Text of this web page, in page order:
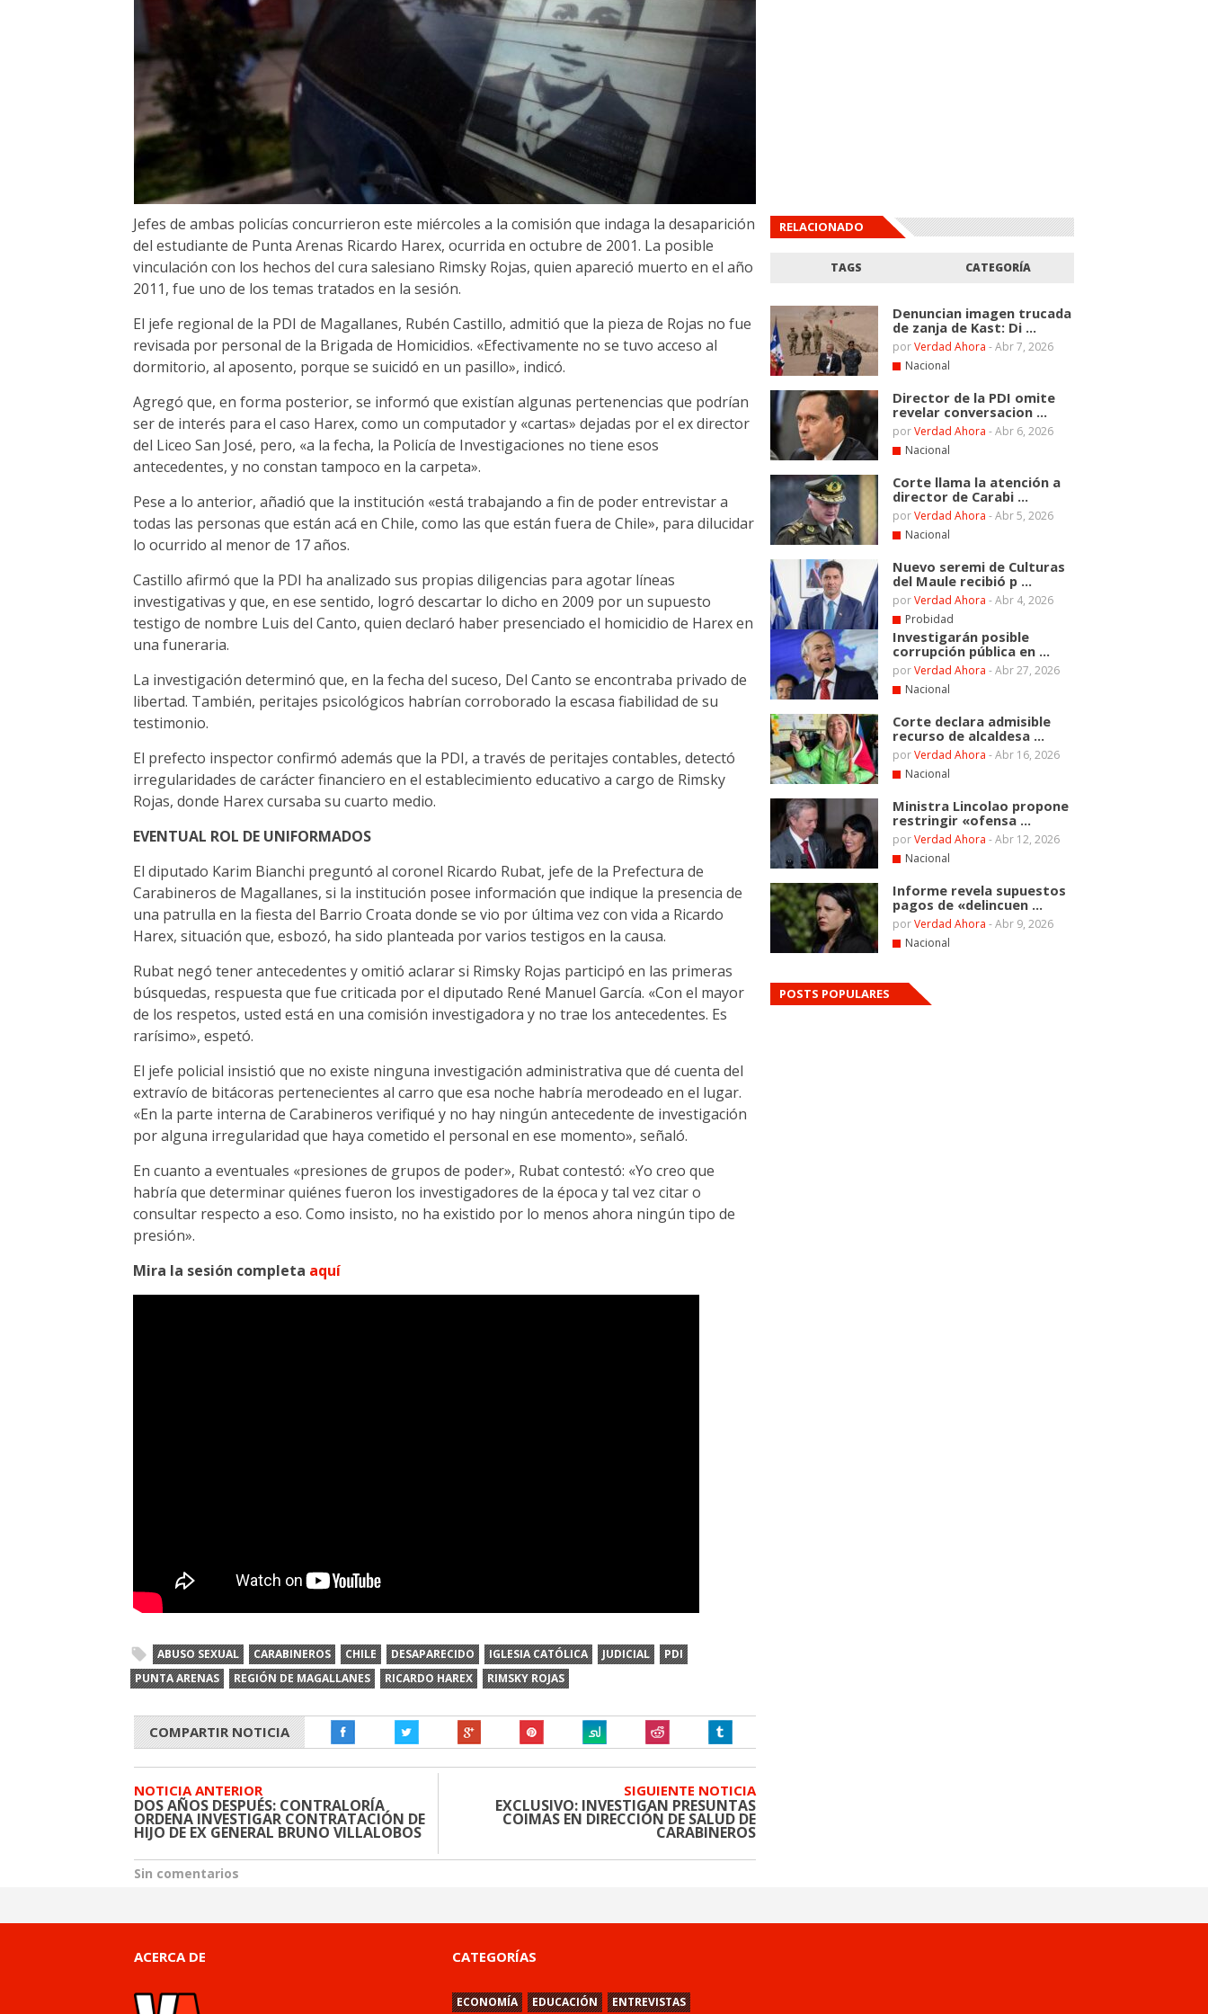
Jefes de ambas policías concurrieron este miércoles a la comisión que indaga la desaparición
del estudiante de Punta Arenas Ricardo Harex, ocurrida en octubre de 2001. La posible
vinculación con los hechos del cura salesiano Rimsky Rojas, quien apareció muerto en el año
2011, fue uno de los temas tratados en la sesión.
El jefe regional de la PDI de Magallanes, Rubén Castillo, admitió que la pieza de Rojas no fue
revisada por personal de la Brigada de Homicidios. «Efectivamente no se tuvo acceso al
dormitorio, al aposento, porque se suicidó en un pasillo», indicó.
Agregó que, en forma posterior, se informó que existían algunas pertenencias que podrían
ser de interés para el caso Harex, como un computador y «cartas» dejadas por el ex director
del Liceo San José, pero, «a la fecha, la Policía de Investigaciones no tiene esos
antecedentes, y no constan tampoco en la carpeta».
Pese a lo anterior, añadió que la institución «está trabajando a fin de poder entrevistar a
todas las personas que están acá en Chile, como las que están fuera de Chile», para dilucidar
lo ocurrido al menor de 17 años.
Castillo afirmó que la PDI ha analizado sus propias diligencias para agotar líneas
investigativas y que, en ese sentido, logró descartar lo dicho en 2009 por un supuesto
testigo de nombre Luis del Canto, quien declaró haber presenciado el homicidio de Harex en
una funeraria.
La investigación determinó que, en la fecha del suceso, Del Canto se encontraba privado de
libertad. También, peritajes psicológicos habrían corroborado la escasa fiabilidad de su
testimonio.
El prefecto inspector confirmó además que la PDI, a través de peritajes contables, detectó
irregularidades de carácter financiero en el establecimiento educativo a cargo de Rimsky
Rojas, donde Harex cursaba su cuarto medio.
EVENTUAL ROL DE UNIFORMADOS
El diputado Karim Bianchi preguntó al coronel Ricardo Rubat, jefe de la Prefectura de
Carabineros de Magallanes, si la institución posee información que indique la presencia de
una patrulla en la fiesta del Barrio Croata donde se vio por última vez con vida a Ricardo
Harex, situación que, esbozó, ha sido planteada por varios testigos en la causa.
Rubat negó tener antecedentes y omitió aclarar si Rimsky Rojas participó en las primeras
búsquedas, respuesta que fue criticada por el diputado René Manuel García. «Con el mayor
de los respetos, usted está en una comisión investigadora y no trae los antecedentes. Es
rarísimo», espetó.
El jefe policial insistió que no existe ninguna investigación administrativa que dé cuenta del
extravío de bitácoras pertenecientes al carro que esa noche habría merodeado en el lugar.
«En la parte interna de Carabineros verifiqué y no hay ningún antecedente de investigación
por alguna irregularidad que haya cometido el personal en ese momento», señaló.
En cuanto a eventuales «presiones de grupos de poder», Rubat contestó: «Yo creo que
habría que determinar quiénes fueron los investigadores de la época y tal vez citar o
consultar respecto a eso. Como insisto, no ha existido por lo menos ahora ningún tipo de
presión».
Mira la sesión completa aquí
ABUSO SEXUAL CARABINEROS CHILE DESAPARECIDO IGLESIA CATÓLICA JUDICIAL
PDI
PUNTA ARENAS
REGIÓN DE MAGALLANES RICARDO HAREX RIMSKY ROJAS
COMPARTIR NOTICIA
NOTICIA ANTERIOR
DOS AÑOS DESPUÉS: CONTRALORÍA
ORDENA INVESTIGAR CONTRATACIÓN DE
HIJO DE EX GENERAL BRUNO VILLALOBOS
SIGUIENTE NOTICIA
EXCLUSIVO: INVESTIGAN PRESUNTAS
COIMAS EN DIRECCIÓN DE SALUD DE
CARABINEROS
Sin comentarios
RELACIONADO
TAGS CATEGORÍA
Denuncian imagen trucada
de zanja de Kast: Di ...
porVerdad Ahora -Abr 7, 2026
Nacional
Director de la PDI omite
revelar conversacion ...
porVerdad Ahora -Abr 6, 2026
Nacional
Corte llama la atención a
director de Carabi ...
porVerdad Ahora -Abr 5, 2026
Nacional
Nuevo seremi de Culturas
del Maule recibió p ...
porVerdad Ahora -Abr 4, 2026
Probidad
Investigarán posible
corrupción pública en ...
porVerdad Ahora -Abr 27, 2026
Nacional
Corte declara admisible
recurso de alcaldesa ...
porVerdad Ahora -Abr 16, 2026
Nacional
Ministra Lincolao propone
restringir «ofensa ...
porVerdad Ahora -Abr 12, 2026
Nacional
Informe revela supuestos
pagos de «delincuen ...
porVerdad Ahora -Abr 9, 2026
Nacional
POSTS POPULARES
ACERCA DE CATEGORÍAS
ECONOMÍA EDUCACIÓN ENTREVISTAS